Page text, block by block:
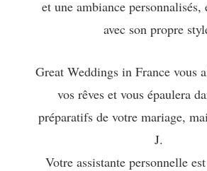
et une ambiance personnalisés,
avec son propre
Great Weddings in France vous
vos rêves et vous épaulera
préparatifs de votre mariage,
J.
Votre assistante personnelle